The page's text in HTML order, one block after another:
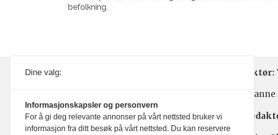
befolkning.
093 182
Nyhetsredaktør:
Ansvarlig
Dine valg:
Informasjonskapsler og personvern
For å gi deg relevante annonser på vårt nettsted bruker vi
informasjon fra ditt besøk på vårt nettsted. Du kan reservere